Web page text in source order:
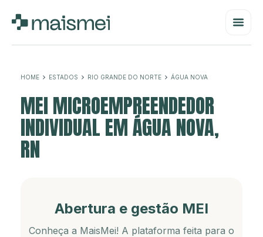
HOME ESTADOS RIO GRANDE DO NORTE ÁGUA NOVA
MEI MICROEMPREENDEDOR
INDIVIDUAL EM ÁGUA NOVA,
RN
Abertura e gestão MEI
Conheça a MaisMei! A plataforma feita para o